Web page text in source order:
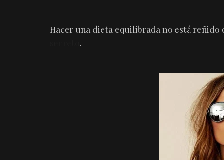
Hacer una dieta equilibrada no está reñido
.